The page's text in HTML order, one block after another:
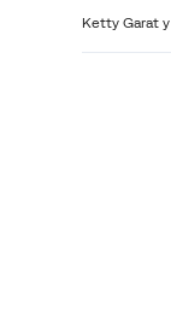
Ketty Garat y